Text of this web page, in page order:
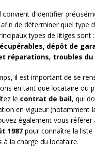
d’identifier
de déterminer quel type
types de litiges sont :
dépôt de
réparations, troubles du
il est important de se
en tant que locataire ou
le contrat de bail, qui
en vigueur (notamment
également vous référer
1987 pour connaître la liste
la charge du locataire.